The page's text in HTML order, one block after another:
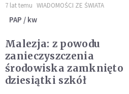
7 lat temu WIADOMOŚCI ZE ŚWIATA
PAP / kw
Malezja: z powodu
zanieczyszczenia
środowiska zamknięto
dziesiątki szkół